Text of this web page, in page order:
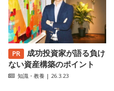
成功投資家が語る負け
ない資産構築のポイント
知識・教養 | 26.3.23